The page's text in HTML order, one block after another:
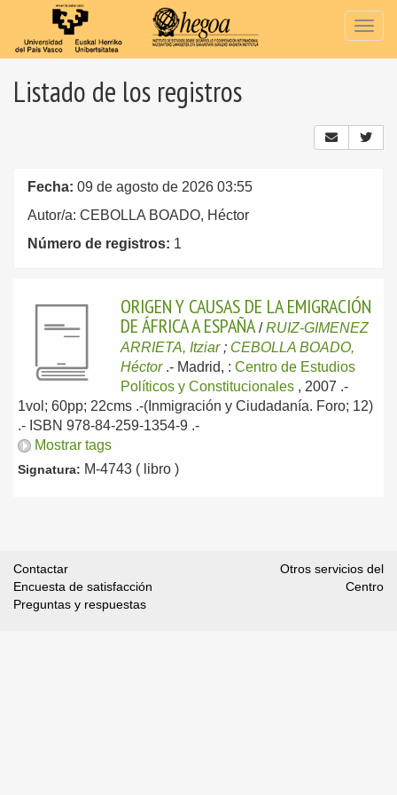
Listado de los registros
Fecha: 09 de agosto de 2026 03:55
Autor/a: CEBOLLA BOADO, Héctor
Número de registros: 1
ORIGEN Y CAUSAS DE LA EMIGRACIÓN
DE ÁFRICA A ESPAÑA /RUIZ-GIMENEZ
ARRIETA, Itziar; CEBOLLA BOADO,
Héctor .- Madrid, : Centro de Estudios
Políticos y Constitucionales , 2007 .-
1vol; 60pp; 22cms .-(Inmigración y Ciudadanía. Foro; 12)
.- ISBN 978-84-259-1354-9 .-
Mostrar tags
Signatura: M-4743 ( libro )
Contactar
Encuesta de satisfacción
Preguntas y respuestas
Otros servicios del
Centro